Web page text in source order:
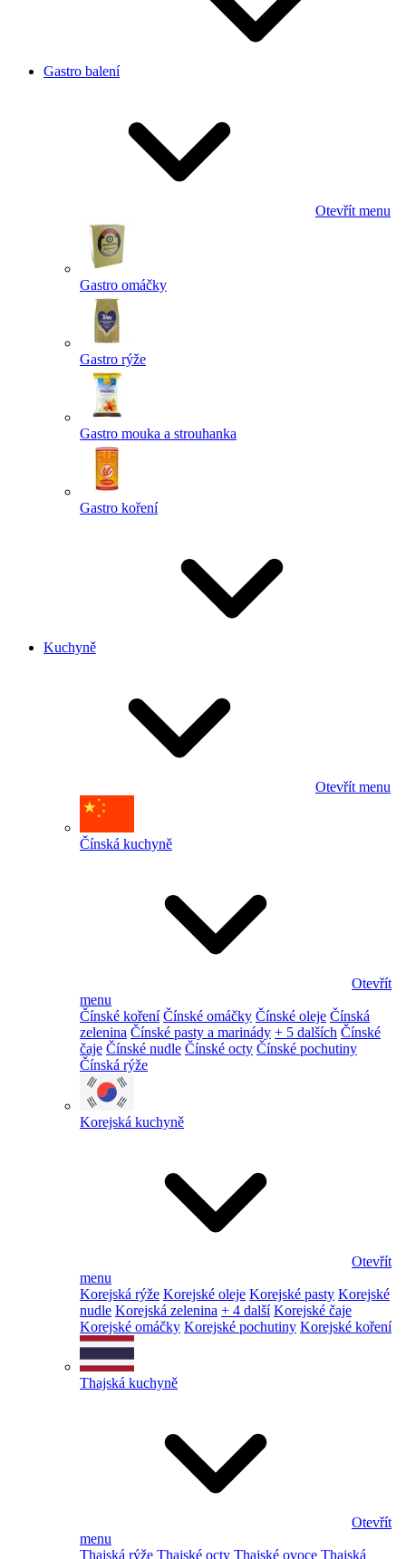
Gastro balení
Otevřít menu
Gastro omáčky
Gastro rýže
Gastro mouka a strouhanka
Gastro koření
Kuchyně
Otevřít menu
Čínská kuchyně
Otevřít
menu
Čínské koření Čínské omáčky Čínské oleje Čínská
zelenina Čínské pasty a marinády + 5 dalších Čínské
čaje Čínské nudle Čínské octy Čínské pochutiny
Čínská rýže
Korejská kuchyně
Otevřít
menu
Korejská rýže Korejské oleje Korejské pasty Korejské
nudle Korejská zelenina + 4 další Korejské čaje
Korejské omáčky Korejské pochutiny Korejské koření
Thajská kuchyně
Otevřít
menu
Thajská rýže Thajské octy Thajské ovoce Thajská